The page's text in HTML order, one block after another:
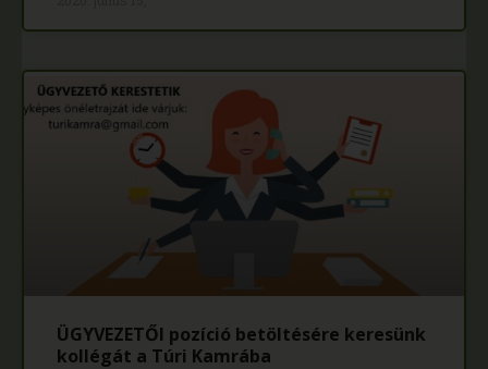
ÜGYVEZETŐI pozíció betöltésére keresünk
kollégát a Túri Kamrába